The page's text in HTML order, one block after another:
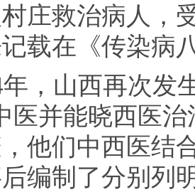
庄救治病人，
载在《传染病
山西再次发
医并能晓西医
他们中西医结
编制了分别列